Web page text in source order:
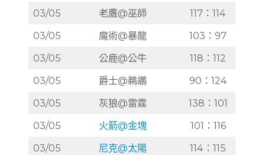
03/05
老鷹@巫師
117：114
03/05
魔術@暴龍
103：97
03/05
公鹿@公牛
118：112
03/05
爵士@鵜鶘
90：124
03/05
灰狼@雷霆
138：101
03/05
火箭@金塊
101：116
03/05
尼克@太陽
114：115